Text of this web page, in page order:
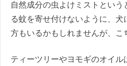
自然成分の虫よけミストとい
る蚊を寄せ付けないように、犬
方もいるかもしれませんが、こ
ティーツリーやヨモギのオイル